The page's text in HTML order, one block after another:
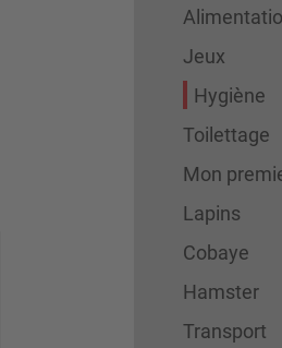
Jeux
Hygiène
Toilettage
Mon
Lapins
Cobaye
Hamster
Transport